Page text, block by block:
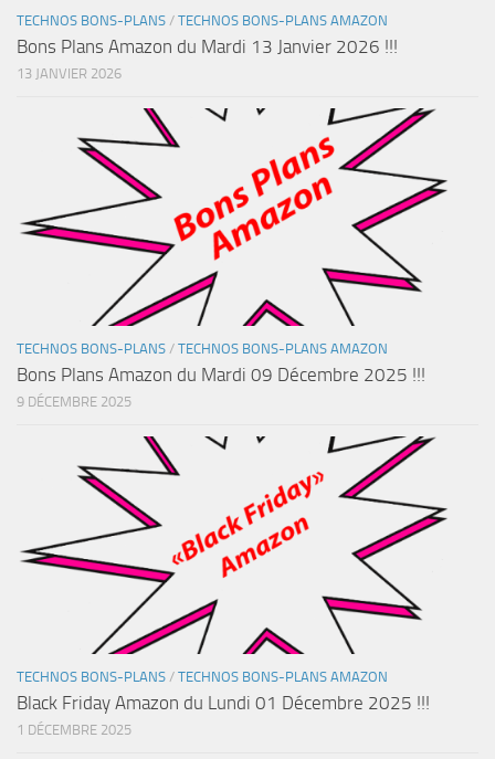
TECHNOS BONS-PLANS / TECHNOS BONS-PLANS AMAZON
Bons Plans Amazon du Mardi 13 Janvier 2026 !!!
13 JANVIER 2026
TECHNOS BONS-PLANS / TECHNOS BONS-PLANS AMAZON
Bons Plans Amazon du Mardi 09 Décembre 2025 !!!
9 DÉCEMBRE 2025
TECHNOS BONS-PLANS / TECHNOS BONS-PLANS AMAZON
Black Friday Amazon du Lundi 01 Décembre 2025 !!!
1 DÉCEMBRE 2025